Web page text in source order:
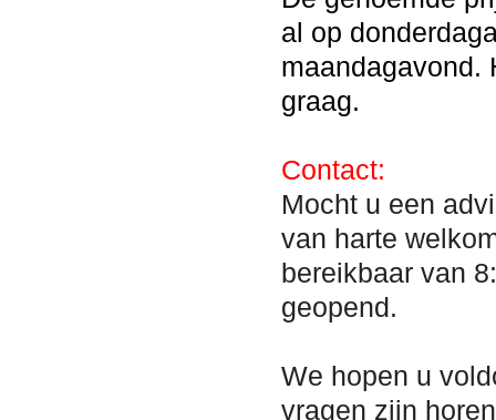
al op
maandagavond.
graag.
Contact:
Mocht u een
van harte
bereikbaar van
geopend.
We hopen u
vragen zijn